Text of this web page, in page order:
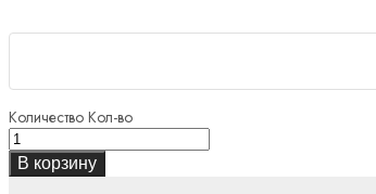
Количество Кол-во
В корзину